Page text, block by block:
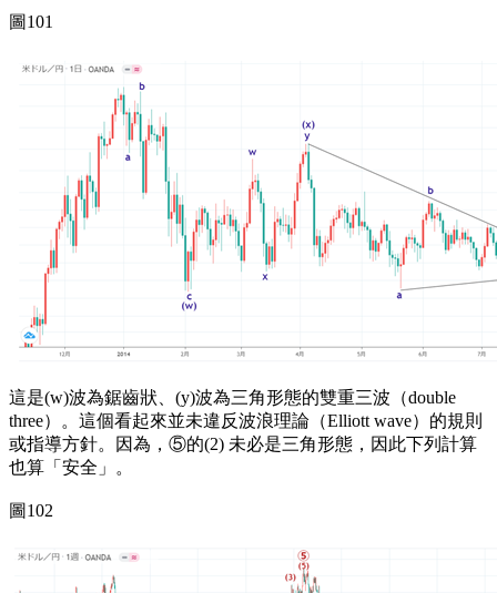
圖101
這是(w)波為鋸齒狀、(y)波為三角形態的雙重三波（double
three）。這個看起來並未違反波浪理論（Elliott wave）的規則
或指導方針。因為，⑤的(2) 未必是三角形態，因此下列計算
也算「安全」。
圖102